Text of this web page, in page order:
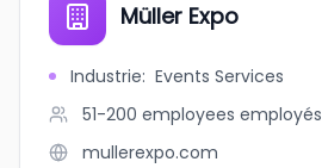
Müller Expo
Industrie: Events Services
51-200 employees employés
mullerexpo.com